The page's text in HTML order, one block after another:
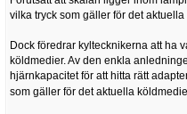
vilka tryck som gäller för det aktuella
Dock föredrar kyltecknikerna att ha
köldmedier. Av den enkla
hjärnkapacitet för att hitta rätt
som gäller för det aktuella